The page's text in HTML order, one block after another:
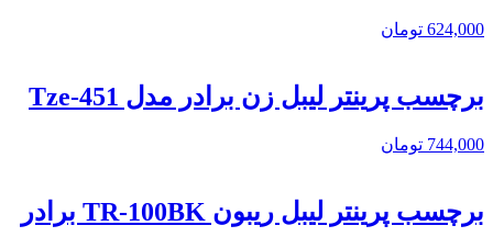
624,000 تومان
برچسب پرینتر لیبل زن برادر مدل Tze-451
744,000 تومان
برچسب پرینتر لیبل ریبون TR-100BK برادر